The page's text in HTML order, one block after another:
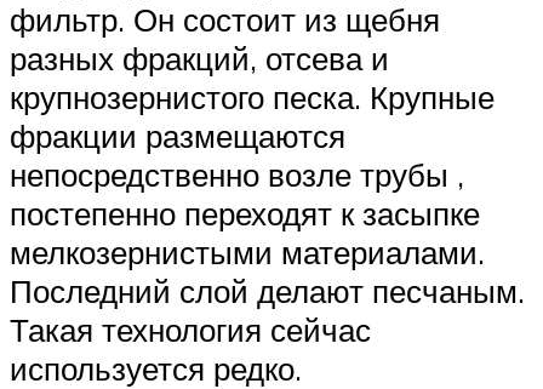
фильтр. Он состоит из щебня
разных фракций, отсева и
крупнозернистого песка. Крупные
фракции размещаются
непосредственно возле трубы ,
постепенно переходят к засыпке
мелкозернистыми материалами.
Последний слой делают песчаным.
Такая технология сейчас
используется редко.